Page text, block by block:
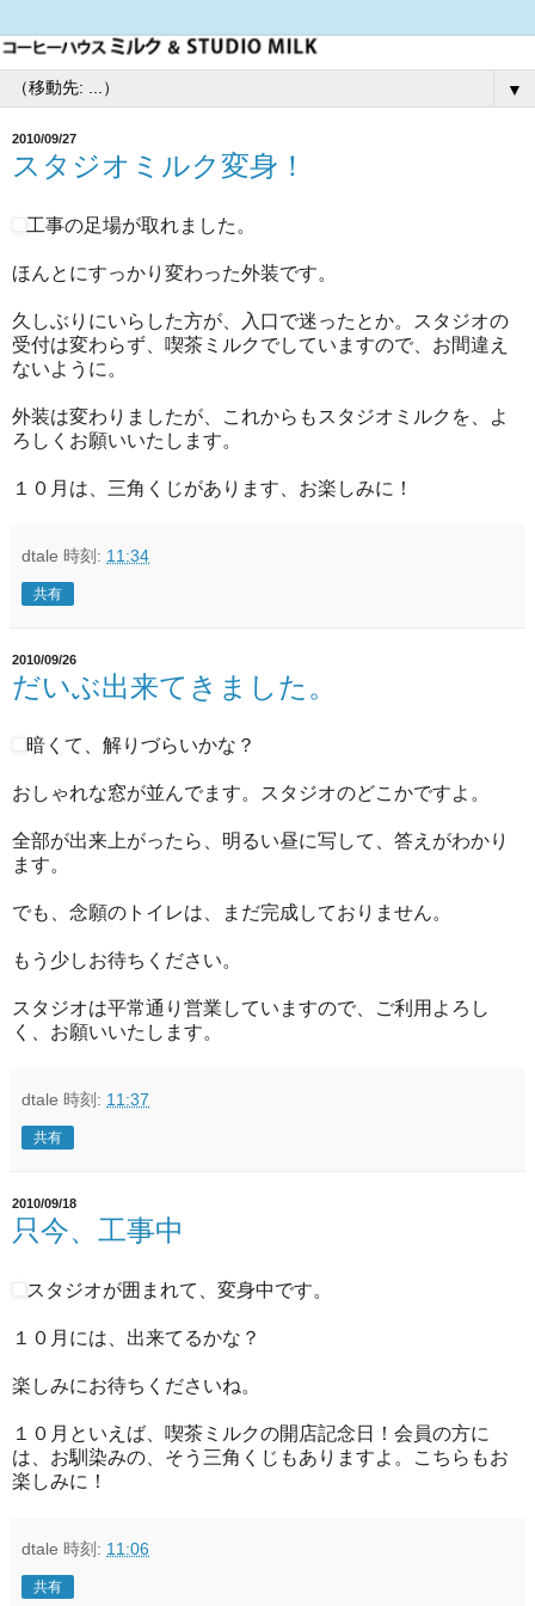
▼
2010/09/27
スタジオミルク変身！
工事の足場が取れました。
ほんとにすっかり変わった外装です。
久しぶりにいらした方が、入口で迷ったとか。スタジオの
受付は変わらず、喫茶ミルクでしていますので、お間違え
ないように。
外装は変わりましたが、これからもスタジオミルクを、よ
ろしくお願いいたします。
１０月は、三角くじがあります、お楽しみに！
dtale 時刻: 11:34
共有
2010/09/26
だいぶ出来てきました。
暗くて、解りづらいかな？
おしゃれな窓が並んでます。スタジオのどこかですよ。
全部が出来上がったら、明るい昼に写して、答えがわかり
ます。
でも、念願のトイレは、まだ完成しておりません。
もう少しお待ちください。
スタジオは平常通り営業していますので、ご利用よろし
く、お願いいたします。
dtale 時刻: 11:37
共有
2010/09/18
只今、工事中
スタジオが囲まれて、変身中です。
１０月には、出来てるかな？
楽しみにお待ちくださいね。
１０月といえば、喫茶ミルクの開店記念日！会員の方に
は、お馴染みの、そう三角くじもありますよ。こちらもお
楽しみに！
dtale 時刻: 11:06
共有